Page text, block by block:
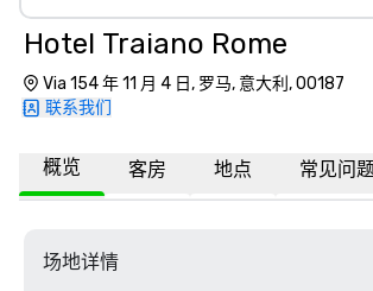
Hotel Traiano Rome
Via 154 年 11 月 4 日, 罗马, 意大利, 00187
联系我们
概览 客房 地点 常见问
场地详情